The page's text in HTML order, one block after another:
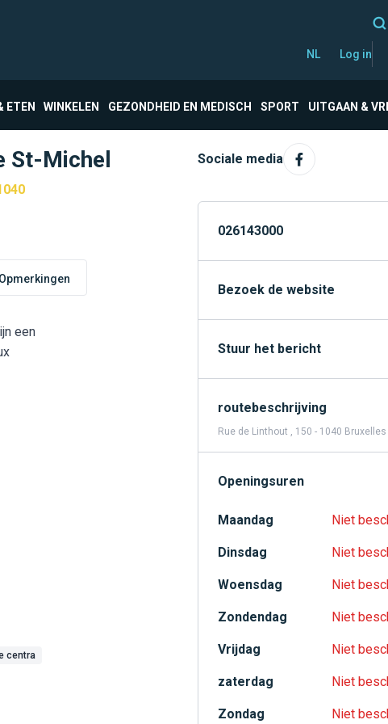
NL Log in
ETEN WINKELEN GEZONDHEID EN MEDISCH SPORT UITGAAN &
St-Michel
Opmerkingen
een
centra
Sociale media
026143000
Bezoek de website
Stuur het bericht
routebeschrijving
Rue de Linthout , 150 - 1040 Bruxelles
Openingsuren
Maandag Niet
Dinsdag Niet
Woensdag Niet
Zondendag Niet
Vrijdag Niet
zaterdag Niet
Zondag Niet